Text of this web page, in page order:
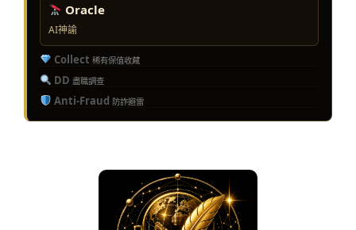
Oracle
AI神諭
Collect 稀有保值收藏
DD 盡職調查
Anti-Fraud 防詐避雷